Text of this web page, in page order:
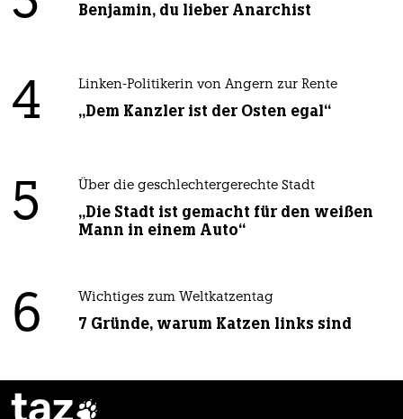
Benjamin, du lieber Anarchist
4 Linken-Politikerin von Angern zur Rente
„Dem Kanzler ist der Osten egal“
5 Über die geschlechtergerechte Stadt
„Die Stadt ist gemacht für den weißen
Mann in einem Auto“
6 Wichtiges zum Weltkatzentag
7 Gründe, warum Katzen links sind
taz